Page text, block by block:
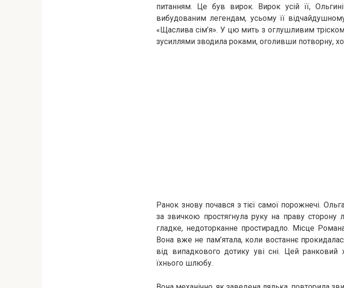
питанням. Це був вирок. Вирок усій її,
вибудованим легендам, усьому її
«Щаслива сім’я». У цю мить з оглушливим
зусиллями зводила роками, оголивши потворну,
Ранок знову почався з тієї самої порожнечі.
за звичкою простягнула руку на праву сторону
гладке, недоторканне простирадло. Місце
Вона вже не пам’ятала, коли востаннє
від випадкового дотику уві сні. Цей ранковий
їхнього шлюбу.